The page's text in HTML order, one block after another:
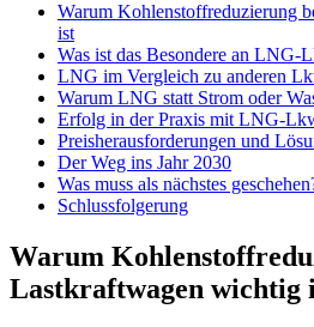
Warum Kohlenstoffreduzierung
ist
Was ist das Besondere an LNG-
LNG im Vergleich zu anderen
Warum LNG statt Strom oder
Erfolg in der Praxis mit LNG-
Preisherausforderungen und
Der Weg ins Jahr 2030
Was muss als nächstes
Schlussfolgerung
Warum
Lastkraftwagen wichtig